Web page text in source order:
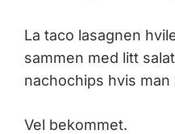
La taco lasagnen
sammen med litt
nachochips hvis
Vel bekommet.